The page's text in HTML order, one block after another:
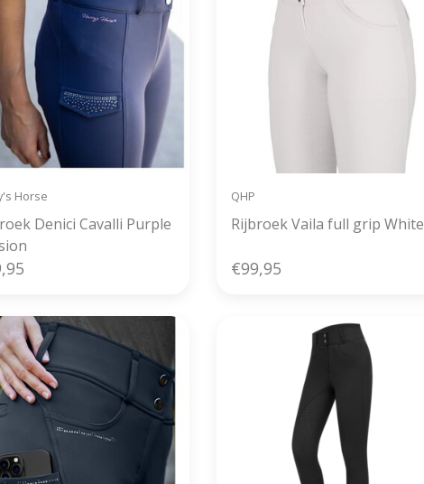
Horse
Denici Cavalli Purple
QHP
Rijbroek Vaila full grip White
€99,95